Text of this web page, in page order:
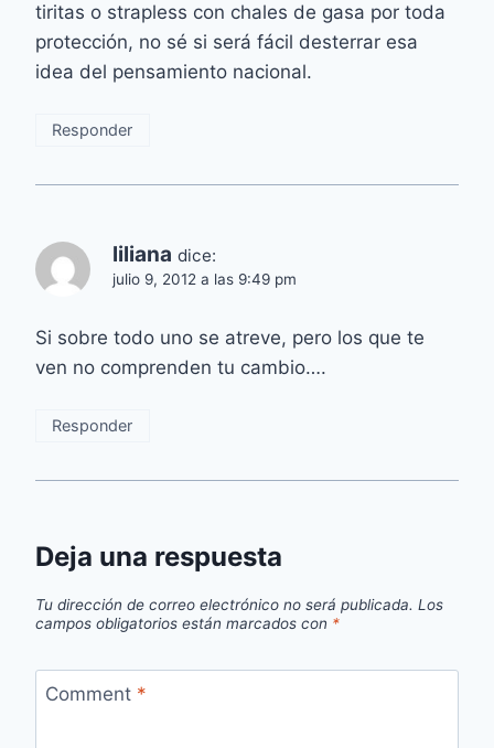
tiritas o strapless con chales de gasa por toda
protección, no sé si será fácil desterrar esa
idea del pensamiento nacional.
Responder
liliana dice:
julio 9, 2012 a las 9:49 pm
Si sobre todo uno se atreve, pero los que te
ven no comprenden tu cambio….
Responder
Deja una respuesta
Tu dirección de correo electrónico no será publicada. Los
campos obligatorios están marcados con *
Comment *